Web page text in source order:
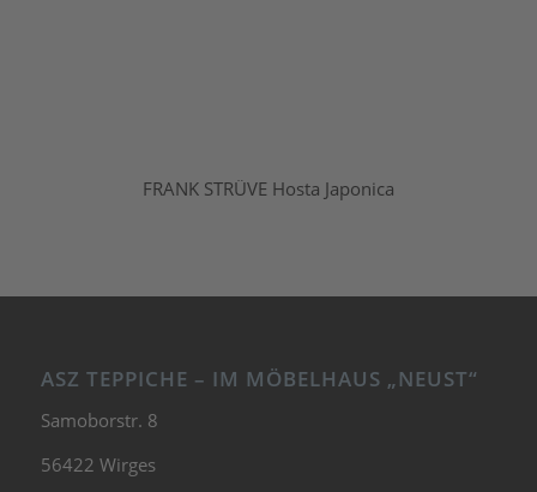
FRANK STRÜVE Hosta Japonica
ASZ TEPPICHE – IM MÖBELHAUS „NEUST“
Samoborstr. 8
56422 Wirges